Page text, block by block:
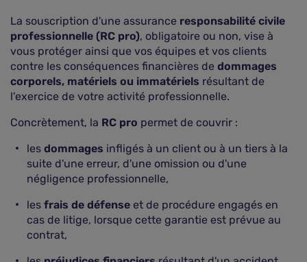
La souscription d'une assurance responsabilité civile
professionnelle (RC pro), obligatoire ou non, vise à
vous protéger ainsi que vos équipes et vos clients
contre les conséquences financières de dommages
corporels, matériels ou immatériels résultant de
l'exercice de votre activité professionnelle.
Concrètement, la RC pro permet de couvrir :
les dommages infligés à un client ou à un tiers à la
suite d'une erreur, d'une omission ou d'une
négligence professionnelle,
les frais de défense et de procédure engagés en
cas de litige, lorsque cette garantie est prévue au
contrat,